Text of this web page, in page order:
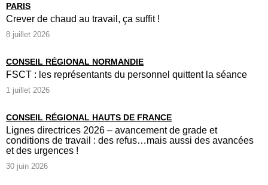
PARIS
Crever de chaud au travail, ça suffit !
8 juillet 2026
CONSEIL RÉGIONAL NORMANDIE
FSCT : les représentants du personnel quittent la séance
1 juillet 2026
CONSEIL RÉGIONAL HAUTS DE FRANCE
Lignes directrices 2026 – avancement de grade et
conditions de travail : des refus…mais aussi des avancées
et des urgences !
30 juin 2026